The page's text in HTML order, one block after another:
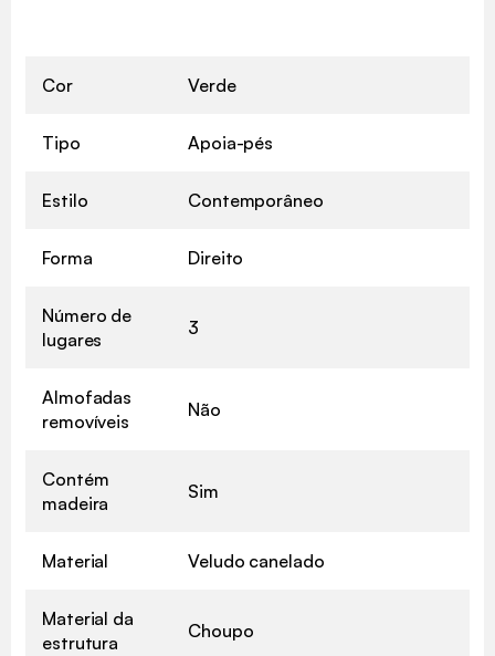
Cor Verde
Tipo Apoia-pés
Estilo Contemporâneo
Forma Direito
Número de
lugares
3
Almofadas
removíveis
Não
Contém
madeira
Sim
Material Veludo canelado
Material da
estrutura
Choupo